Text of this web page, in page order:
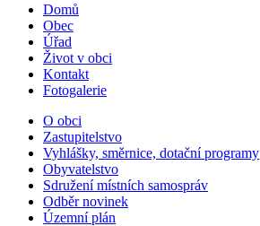
Domů
Obec
Úřad
Život v obci
Kontakt
Fotogalerie
O obci
Zastupitelstvo
Vyhlášky, směrnice, dotační programy
Obyvatelstvo
Sdružení místních samospráv
Odběr novinek
Územní plán